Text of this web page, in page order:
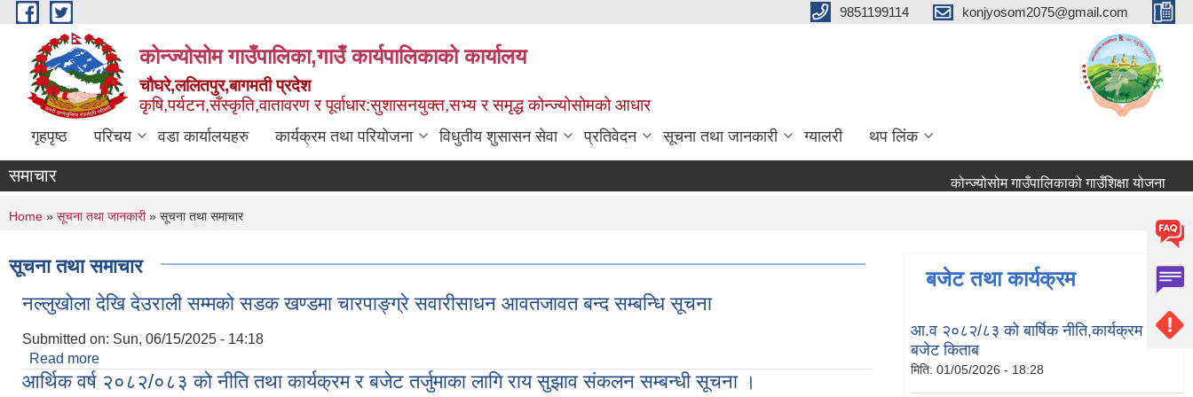
Skip to main content 9851199114 konjyosom2075@gmail.com
कोन्ज्योसोम गाउँपालिका,गाउँ कार्यपालिकाको कार्यालय
चौघरे,ललितपुर,बागमती प्रदेश
कृषि,पर्यटन,सँस्कृति,वातावरण र पूर्वाधार:सुशासनयुक्त,सभ्य र समृद्ध कोन्ज्योसोमको आधार
गृहपृष्ठ परिचय वडा कार्यालयहरु कार्यक्रम तथा परियोजना विधुतीय शुसासन सेवा प्रतिवेदन सूचना तथा जानकारी ग्यालरी थप लिंक
समाचार कोन्ज्योसोम गाउँपालिकाको गाउँशिक्षा योजना
You are here
Home » सूचना तथा जानकारी» सूचना तथा समाचार
सूचना तथा समाचार
नल्लुखोला देखि देउराली सम्मको सडक खण्डमा चारपाङ्ग्रे सवारीसाधन आवतजावत बन्द सम्बन्धि सूचना
Submitted on: Sun, 06/15/2025 - 14:18
Read more
आर्थिक वर्ष २०८२/०८३ को नीति तथा कार्यक्रम र बजेट तर्जुमाका लागि राय सुझाव संकलन सम्बन्धी सूचना ।
बजेट तथा कार्यक्रम
आ.व २०८२/८३ को बार्षिक नीति,कार्यक्रम तथा
बजेट किताब
मिति: 01/05/2026 - 18:28